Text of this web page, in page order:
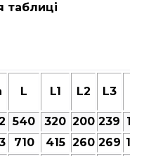
таблиці
L L1 L2 L3
540 320 200 239 101
710 415 260 269 122